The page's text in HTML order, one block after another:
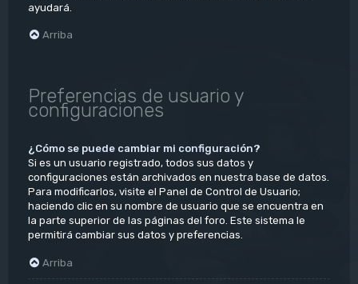
ayudará.
Arriba
Preferencias de usuario y
configuraciones
¿Cómo se puede cambiar mi configuración?
Si es un usuario registrado, todos sus datos y
configuraciones están archivados en nuestra base de datos.
Para modificarlos, visite el Panel de Control de Usuario;
haciendo clic en su nombre de usuario que se encuentra en
la parte superior de las páginas del foro. Este sistema le
permitirá cambiar sus datos y preferencias.
Arriba